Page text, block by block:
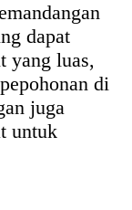
dapat
yang luas,
di
juga
untuk